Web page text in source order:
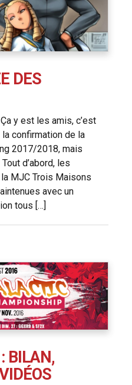
DES
y est les amis, c’est
confirmation de la
2017/2018, mais
d’abord, les
MJC Trois Maisons
avec un
tous […]
BILAN,